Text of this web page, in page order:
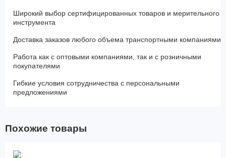
Широкий выбор сертифицированных товаров и мерительного
инструмента
Доставка заказов любого объема транспортными компаниями
Работа как с оптовыми компаниями, так и с розничными
покупателями
Гибкие условия сотрудничества с персональными
предложениями
Похожие товары